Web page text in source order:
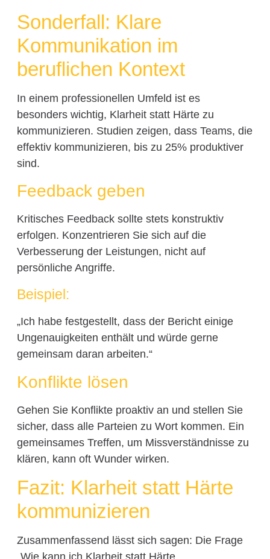
Sonderfall: Klare
Kommunikation im
beruflichen Kontext
In einem professionellen Umfeld ist es
besonders wichtig, Klarheit statt Härte zu
kommunizieren. Studien zeigen, dass Teams, die
effektiv kommunizieren, bis zu 25% produktiver
sind.
Feedback geben
Kritisches Feedback sollte stets konstruktiv
erfolgen. Konzentrieren Sie sich auf die
Verbesserung der Leistungen, nicht auf
persönliche Angriffe.
Beispiel:
„Ich habe festgestellt, dass der Bericht einige
Ungenauigkeiten enthält und würde gerne
gemeinsam daran arbeiten.“
Konflikte lösen
Gehen Sie Konflikte proaktiv an und stellen Sie
sicher, dass alle Parteien zu Wort kommen. Ein
gemeinsames Treffen, um Missverständnisse zu
klären, kann oft Wunder wirken.
Fazit: Klarheit statt Härte
kommunizieren
Zusammenfassend lässt sich sagen: Die Frage